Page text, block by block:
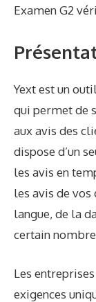
Examen G2
Yext est un
qui permet de
aux avis des
dispose d’un
les avis en
les avis de
langue, de la
certain
Les
exigences